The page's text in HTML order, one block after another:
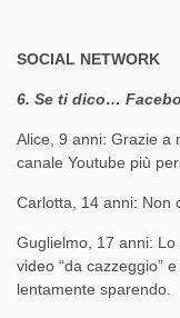
SOCIAL NETWORK
6. Se ti dico…
Alice, 9 anni: Grazie a
canale Youtube più
Carlotta, 14 anni: Non
Guglielmo, 17 anni:
video “da cazzeggio”
lentamente sparendo.